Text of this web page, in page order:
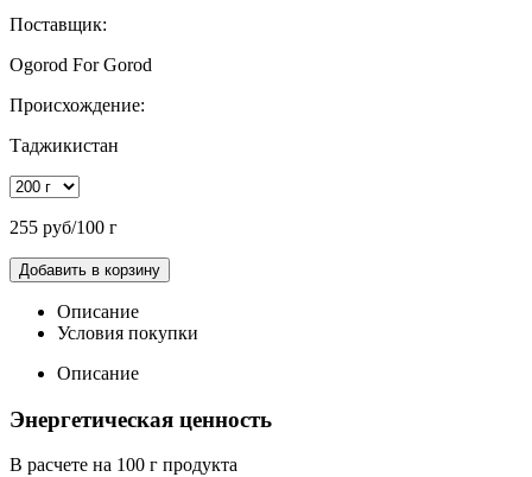
Поставщик:
Ogorod For Gorod
Происхождение:
Таджикистан
255 руб/100 г
Добавить в корзину
Описание
Условия покупки
Описание
Энергетическая ценность
В расчете на 100 г продукта